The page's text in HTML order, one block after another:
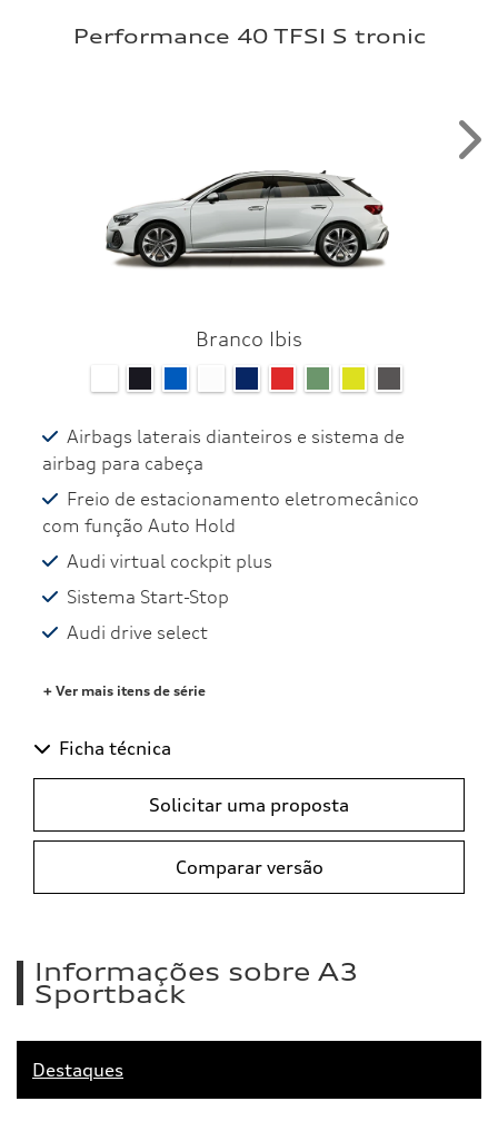
Performance 40 TFSI S tronic
Branco Ibis
Airbags laterais dianteiros e sistema de
airbag para cabeça
Freio de estacionamento eletromecânico
com função Auto Hold
Audi virtual cockpit plus
Sistema Start-Stop
Audi drive select
+ Ver mais itens de série
Ficha técnica
Solicitar uma proposta
Comparar versão
Informações sobre A3
Sportback
Destaques